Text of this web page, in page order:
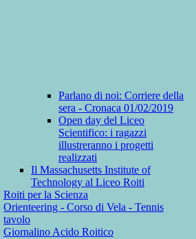
Parlano di noi: Corriere della
sera - Cronaca 01/02/2019
Open day del Liceo
Scientifico: i ragazzi
illustreranno i progetti
realizzati
Il Massachusetts Institute of
Technology al Liceo Roiti
Roiti per la Scienza
Orienteering - Corso di Vela - Tennis
tavolo
Giornalino Acido Roitico